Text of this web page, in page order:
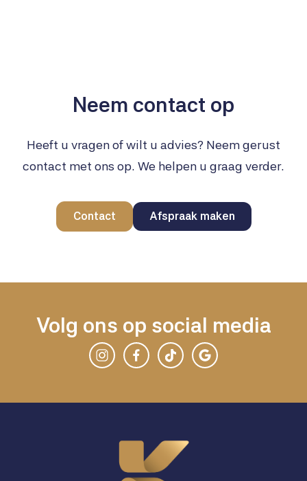
Neem contact op
Heeft u vragen of wilt u advies? Neem gerust
contact met ons op. We helpen u graag verder.
Contact Afspraak maken
Volg ons op social media